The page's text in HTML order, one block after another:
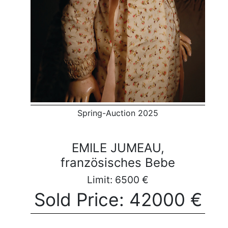
Spring-Auction 2025
EMILE JUMEAU,
französisches Bebe
Limit: 6500 €
Sold Price: 42000 €